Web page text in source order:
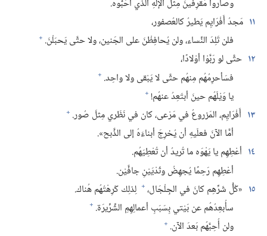
وصاروا مُقرِفينَ مِثلَ الإلهِ الَّذي أحَبُّوه.‏
١١ مَجدُ أَفْرَايِم يَطيرُ كالعُصفور،‏
فلن تَلِدَ النِّساء،‏ ولن يُحافِظْنَ على الجَنين،‏ ولا حتَّى يَحبَلْنَ.‏ +
١٢ حتَّى لو رَبَّوْا أوْلادًا،‏
فسَأحرِمُهُم مِنهُم حتَّى لا يَبْقى ولا واحِد.‏ +
يا وَيْلَهُم حينَ أبتَعِدُ عنهُم!‏ +
١٣ أَفْرَايِم،‏ المَزروعُ في مَرْعى،‏ كان في نَظَري مِثلَ صُور.‏ +
أمَّا الآنَ فعلَيهِ أن يُخرِجَ أبناءَهُ إلى الذَّبح».‏
١٤ أعْطِهِم يا يَهْوَه ما تُريدُ أن تُعْطِيَهُم.‏
أعْطِهِم رَحِمًا يُجهِضُ وثَدْيَيْنِ جافَّيْن.‏
١٥ «كُلُّ شَرِّهِم كانَ في الجِلْجَال،‏ + لِذلِك كَرِهْتُهُم هُناك.‏
سأُبعِدُهُم عن بَيْتي بِسَبَبِ أعمالِهِمِ الشِّرِّيرَة.‏ +
ولن أُحِبَّهُم بَعدَ الآن.‏ +